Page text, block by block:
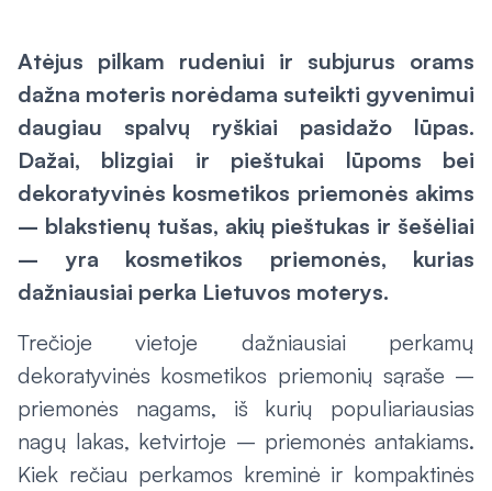
Atėjus pilkam rudeniui ir subjurus orams
dažna moteris norėdama suteikti gyvenimui
daugiau spalvų ryškiai pasidažo lūpas.
Dažai, blizgiai ir pieštukai lūpoms bei
dekoratyvinės kosmetikos priemonės akims
– blakstienų tušas, akių pieštukas ir šešėliai
– yra kosmetikos priemonės, kurias
dažniausiai perka Lietuvos moterys.
Trečioje vietoje dažniausiai perkamų
dekoratyvinės kosmetikos priemonių sąraše –
priemonės nagams, iš kurių populiariausias
nagų lakas, ketvirtoje – priemonės antakiams.
Kiek rečiau perkamos kreminė ir kompaktinės